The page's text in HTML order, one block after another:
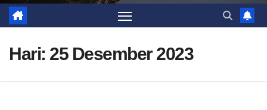
Hari: 25 Desember 2023